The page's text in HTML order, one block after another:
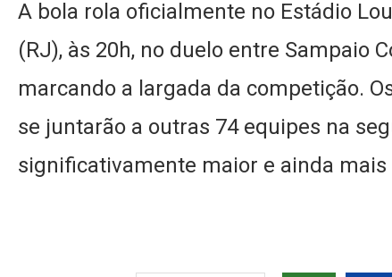
A bola rola oficialmente no Estádio
(RJ), às 20h, no duelo entre Sampaio
marcando a largada da competição.
se juntarão a outras 74 equipes na
significativamente maior e ainda